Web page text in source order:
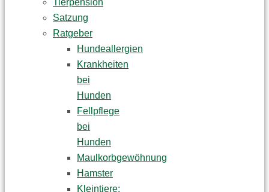
Satzung
Ratgeber
Hundeallergien
Krankheiten
bei
Hunden
Fellpflege
bei
Hunden
Maulkorbgewöhnung
Hamster
Kleintiere: